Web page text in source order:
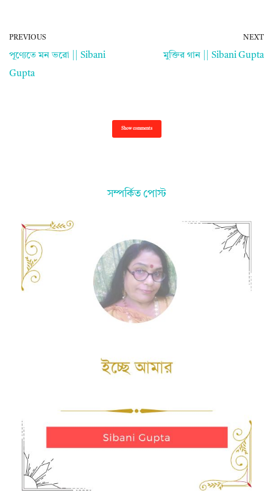
PREVIOUS
পূণ্যেতে মন ভরো || Sibani
Gupta
NEXT
মুক্তির গান || Sibani Gupta
Show comments
সম্পর্কিত পোস্ট